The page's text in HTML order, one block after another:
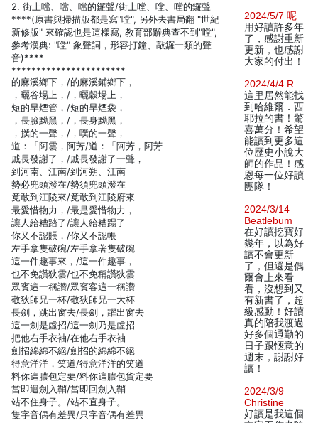
2. 街上噹、噹、噹的鑼聲/街上嘡、嘡、嘡的鑼聲
****(原書與掃描版都是寫"嘡", 另外去書局翻 "世紀
新修版" 來確認也是這樣寫, 教育部辭典查不到"嘡",
參考漢典: "嘡" 象聲詞，形容打鐘、敲鑼一類的聲
音)****
***********************
的麻溪鄉下，/的麻溪鋪鄉下，
，曬谷場上，/，曬穀場上，
短的旱煙管，/短的旱煙袋，
，長臉黝黑，/，長身黝黑，
，撲的一聲，/，噗的一聲，
道：「阿雲，阿芳/道：「阿芳，阿芳
戚長發謝了，/戚長發謝了一聲，
到河南、江南/到河朔、江南
勢必兜頭潑在/勢須兜頭潑在
竟敢到江陵來/竟敢到江陵府來
最愛惜物力，/最是愛惜物力，
讓人給糟踏了/讓人給糟蹋了
你又不認賬，/你又不認帳
左手拿隻破碗/左手拿著隻破碗
這一件趣事來，/這一件趣事，
也不免讚狄雲/也不免稱讚狄雲
眾賓這一稱讚/眾賓客這一稱讚
敬狄師兄一杯/敬狄師兄一大杯
長劍，跳出窗去/長劍，躍出窗去
這一劍是虛招/這一劍乃是虛招
把他右手衣袖/在他右手衣袖
劍招綿綿不絕/劍招的綿綿不絕
得意洋洋，笑道/得意洋洋的笑道
料你這膿包定要/料你這膿包貨定要
當即迴劍入鞘/當即回劍入鞘
站不住身子。/站不直身子。
隻字音偶有差異/只字音偶有差異
2024/5/7 呢
用好讀許多年
了，感謝重新
更新，也感謝
大家的付出！
2024/4/4 R
這里居然能找
到哈維爾．西
耶拉的書！驚
喜萬分！希望
能讀到更多這
位歷史小說大
師的作品！感
恩每一位好讀
團隊！
2024/3/14
Beatlebum
在好讀挖寶好
幾年，以為好
讀不會更新
了，但還是偶
爾會上來看
看，沒想到又
有新書了，超
級感動！好讀
真的陪我渡過
好多個通勤的
日子跟愜意的
週末，謝謝好
讀！
2024/3/9
Christine
好讀是我這個